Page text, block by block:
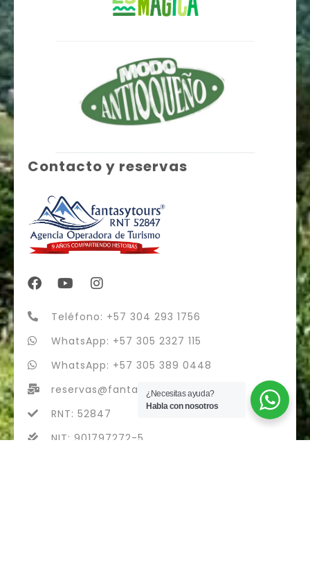
Contacto y reservas
Teléfono: +57 304 293 1756
WhatsApp: +57 305 2327 115
WhatsApp: +57 305 389 0448
reservas@fantasytours.co
RNT: 52847
NIT: 901797272-5
¿Necesitas ayuda?
Habla con nosotros